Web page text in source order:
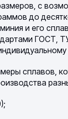
с
до
и его
ГОСТ,
сплавов,